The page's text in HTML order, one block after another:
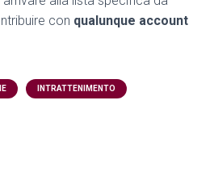
con qualunque account
INTRATTENIMENTO